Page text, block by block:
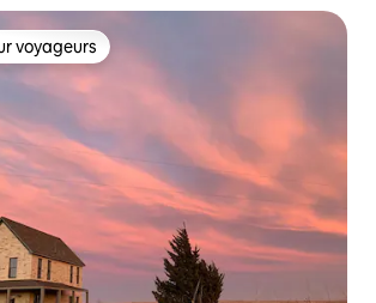
les plus appréciés
voyageurs